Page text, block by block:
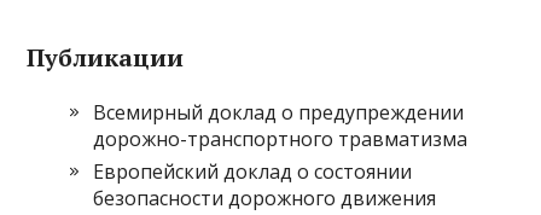
Публикации
Всемирный доклад о предупреждении
дорожно-транспортного травматизма
Европейский доклад о состоянии
безопасности дорожного движения